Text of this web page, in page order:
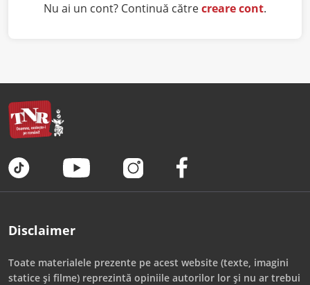
Nu ai un cont? Continuă cătrecreare cont.
Disclaimer
Toate materialele prezente pe acest website (texte, imagini
statice și filme) reprezintă opiniile autorilor lor și nu ar trebui